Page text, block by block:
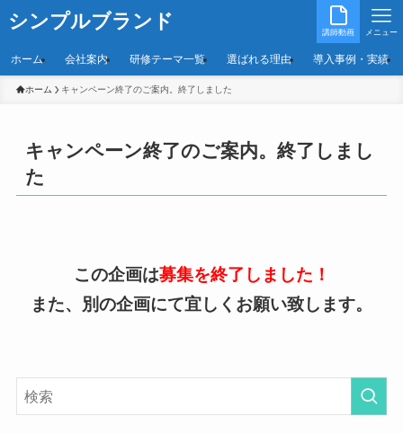
シンプルブランド 講師動画 メニュー
ホーム 会社案内 研修テーマ一覧 選ばれる理由 導入事例・実績
ホーム キャンペーン終了のご案内。終了しました
キャンペーン終了のご案内。終了しまし
た
この企画は募集を終了しました！
また、別の企画にて宜しくお願い致します。